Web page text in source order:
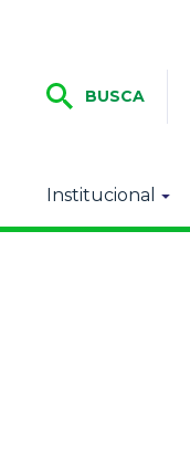
BUSCA
Institucional